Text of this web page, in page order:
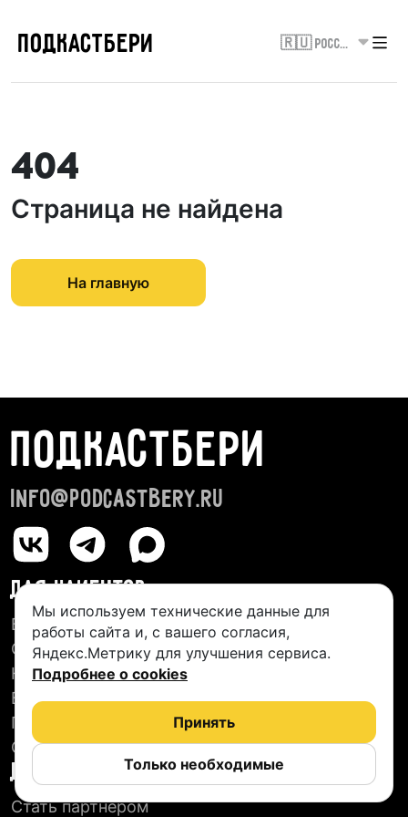
ПОДКАСТБЕРИ 🇷🇺 Россия
404
Страница не найдена
На главную
ПОДКАСТБЕРИ
info@podcastbery.ru
ДЛЯ КЛИЕНТОВ
База студий
О сервисе
Новые подкасты
Блог
Пользовательское соглашение
Отзывы
ДЛЯ СТУДИЙ
Стать партнером
Мы используем технические данные для
работы сайта и, с вашего согласия,
Яндекс.Метрику для улучшения сервиса.
Подробнее о cookies
Только необходимые
Принять